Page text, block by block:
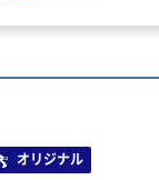
オリジナル